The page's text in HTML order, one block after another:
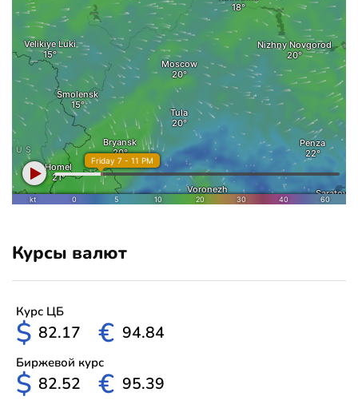
Курсы валют
Курс ЦБ
$ 82.17 € 94.84
Биржевой курс
$ 82.52 € 95.39